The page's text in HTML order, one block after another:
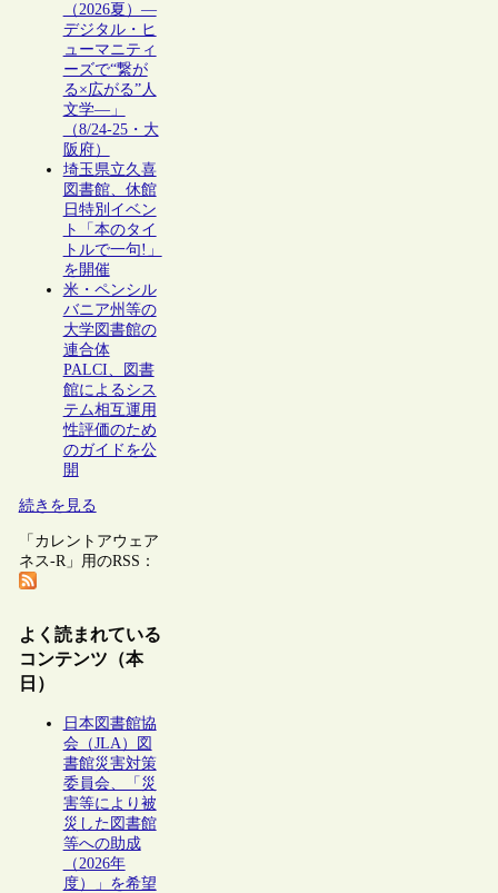
（2026夏）―
デジタル・ヒ
ューマニティ
ーズで“繋が
る×広がる”人
文学―」
（8/24-25・大
阪府）
埼玉県立久喜
図書館、休館
日特別イベン
ト「本のタイ
トルで一句!」
を開催
米・ペンシル
バニア州等の
大学図書館の
連合体
PALCI、図書
館によるシス
テム相互運用
性評価のため
のガイドを公
開
続きを見る
「カレントアウェア
ネス-R」用のRSS：
よく読まれている
コンテンツ（本
日）
日本図書館協
会（JLA）図
書館災害対策
委員会、「災
害等により被
災した図書館
等への助成
（2026年
度）」を希望